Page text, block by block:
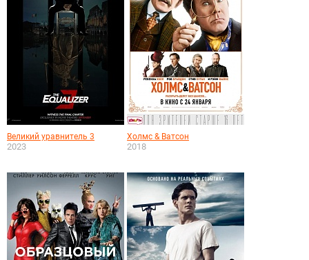
Великий уравнитель 3
2023
Холмс & Ватсон
2018